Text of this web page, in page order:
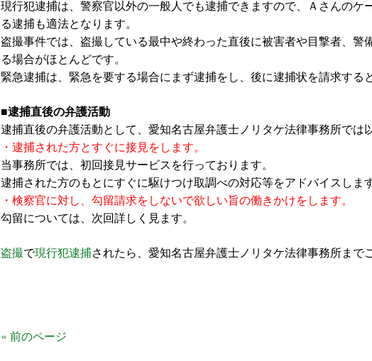
現行犯逮捕は、警察官以外の一般人でも逮捕できますので、Ａさんのケ
る逮捕も適法となります。
盗撮事件では、盗撮している最中や終わった直後に被害者や目撃者、警
る場合がほとんどです。
緊急逮捕は、緊急を要する場合にまず逮捕をし、後に逮捕状を請求する
■逮捕直後の弁護活動
逮捕直後の弁護活動として、愛知名古屋弁護士ノリタケ法律事務所では
・逮捕された方とすぐに接見をします。
当事務所では、初回接見サービスを行っております。
逮捕された方のもとにすぐに駆けつけ取調べの対応等をアドバイスします
・検察官に対し、勾留請求をしないで欲しい旨の働きかけをします。
勾留については、次回詳しく見ます。
盗撮で現行犯逮捕されたら、愛知名古屋弁護士ノリタケ法律事務所まで
« 前のページ